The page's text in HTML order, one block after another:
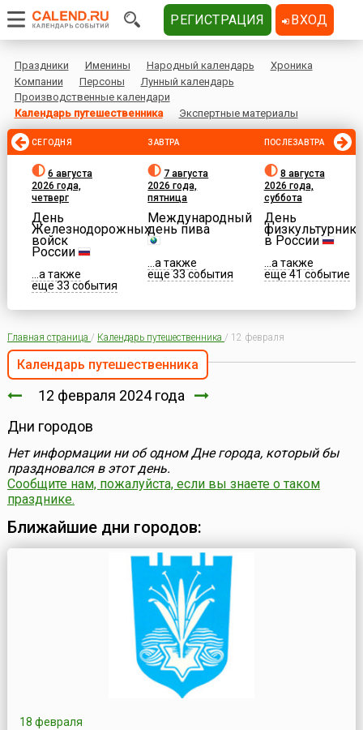
Праздники Именины Народный календарь
Хроника
Компании
Персоны
Лунный календарь
Производственные календари
Календарь путешественника
Экспертные материалы
СЕГОДНЯ
6 августа
2026 года,
четверг
День
Железнодорожных
войск
России
...а также
еще 33 события
ЗАВТРА
7 августа
2026 года,
пятница
Международный
день пива
...а также
еще 33 события
ПОСЛЕЗАВТРА
8 августа
2026 года,
суббота
День
физкультурника
в России
...а также
еще 41 событие
Главная страница / Календарь путешественника / 12 февраля
Календарь путешественника
12 февраля 2024 года
Дни городов
Нет информации ни об одном Дне города, который бы
праздновался в этот день.
Сообщите нам, пожалуйста, если вы знаете о таком
празднике.
Ближайшие дни городов:
18 февраля
РЕГИСТРАЦИЯ ВХОД